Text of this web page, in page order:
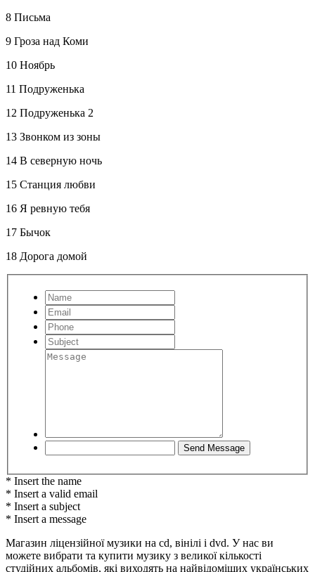
8 Письма
9 Гроза над Коми
10 Ноябрь
11 Подруженька
12 Подруженька 2
13 Звонком из зоны
14 В северную ночь
15 Станция любви
16 Я ревную тебя
17 Бычок
18 Дорога домой
* Insert the name
* Insert a valid email
* Insert a subject
* Insert a message
Магазин ліцензійної музики на cd, вінілі і dvd. У нас ви
можете вибрати та купити музику з великої кількості
студійних альбомів, які виходять на найвідоміших українських